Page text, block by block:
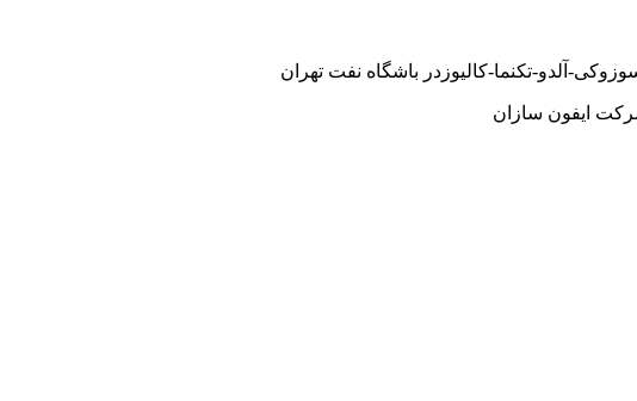
آلدو-تکنما-کالیوزدر باشگاه نفت تهران
ایفون سازان